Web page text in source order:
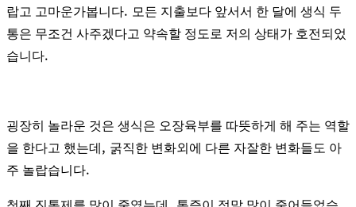
랍고 고마운가봅니다. 모든 지출보다 앞서서 한 달에 생식 두
통은 무조건 사주겠다고 약속할 정도로 저의 상태가 호전되었
습니다.
굉장히 놀라운 것은 생식은 오장육부를 따뜻하게 해 주는 역할
을 한다고 했는데, 굵직한 변화외에 다른 자잘한 변화들도 아
주 놀랍습니다.